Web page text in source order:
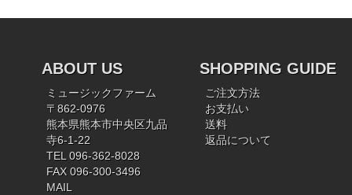
ABOUT US
ミュージックファーム
〒862-0976
熊本県熊本市中央区九品
寺6-1-22
TEL 096-362-8028
FAX 096-300-3496
MAIL
SHOPPING GUIDE
ご注文方法
お支払い
送料
返品について